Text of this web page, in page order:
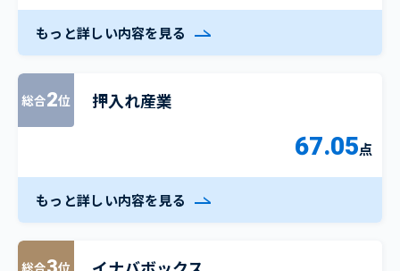
もっと詳しい内容を見る
総合2位 押入れ産業
67.05点
もっと詳しい内容を見る
総合 位